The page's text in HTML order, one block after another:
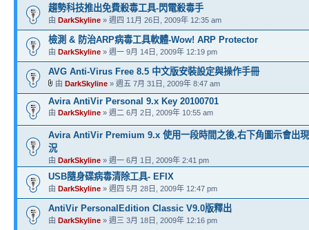
趨勢科技推出免費殺毒工具-閃電殺毒手
由 DarkSkyline » 週四 11月 26日, 2009年 12:35 am
檢測 & 防治ARP病毒工具軟體-Wow! ARP Protector
由 DarkSkyline » 週一 9月 14日, 2009年 12:19 pm
AVG Anti-Virus Free 8.5 中文版安裝設定與操作手冊
由 DarkSkyline » 週五 7月 31日, 2009年 8:47 am
Avira AntiVir Personal 9.x Key 20100701
由 DarkSkyline » 週二 6月 2日, 2009年 10:55 am
Avira AntiVir Premium 9.x 使用一段時間之後,右下角圖示會出
況
由 DarkSkyline » 週一 6月 1日, 2009年 2:41 pm
USB隨身碟病毒清除工具- EFIX
由 DarkSkyline » 週四 5月 28日, 2009年 12:47 pm
AntiVir PersonalEdition Classic V9.0版釋出
由 DarkSkyline » 週三 3月 18日, 2009年 12:16 pm